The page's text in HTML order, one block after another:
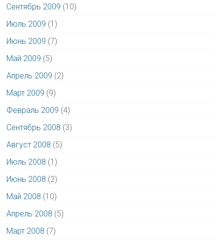
Сентябрь 2009 (10)
Июль 2009 (1)
Июнь 2009 (7)
Май 2009 (5)
Апрель 2009 (2)
Март 2009 (9)
Февраль 2009 (4)
Сентябрь 2008 (3)
Август 2008 (5)
Июль 2008 (1)
Июнь 2008 (2)
Май 2008 (10)
Апрель 2008 (5)
Март 2008 (7)